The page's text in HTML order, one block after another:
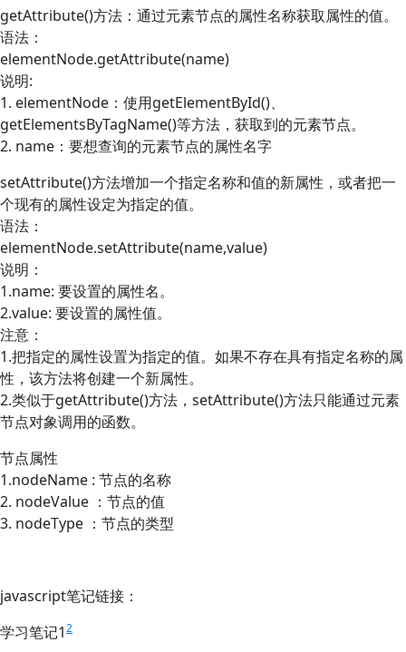
getAttribute()方法：通过元素节点的属性名称获取属性的值。
语法：
elementNode.getAttribute(name)
说明:
1. elementNode：使用getElementById()、
getElementsByTagName()等方法，获取到的元素节点。
2. name：要想查询的元素节点的属性名字
setAttribute()方法增加一个指定名称和值的新属性，或者把一
个现有的属性设定为指定的值。
语法：
elementNode.setAttribute(name,value)
说明：
1.name: 要设置的属性名。
2.value: 要设置的属性值。
注意：
1.把指定的属性设置为指定的值。如果不存在具有指定名称的属
性，该方法将创建一个新属性。
2.类似于getAttribute()方法，setAttribute()方法只能通过元素
节点对象调用的函数。
节点属性
1.nodeName : 节点的名称
2. nodeValue ：节点的值
3. nodeType ：节点的类型
javascript笔记链接：
学习笔记12